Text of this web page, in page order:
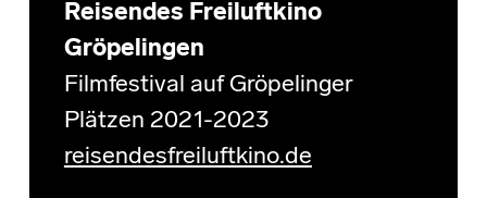
Reisendes Freiluftkino
Gröpelingen
Filmfestival auf Gröpelinger
Plätzen 2021-2023
reisendesfreiluftkino.de